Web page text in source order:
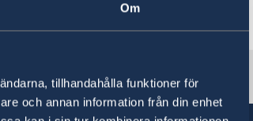
Om
tillhandahålla funktioner för
och annan information från din enhet